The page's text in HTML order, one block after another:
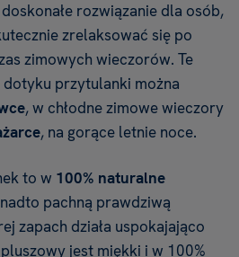
rozwiązanie dla osób,
zrelaksować się po
zimowych wieczorów. Te
przytulanki można
, w chłodne zimowe wieczory
, na gorące letnie noce.
to w 100% naturalne
pachną prawdziwą
zapach działa uspokajająco
jest miękki i w 100%